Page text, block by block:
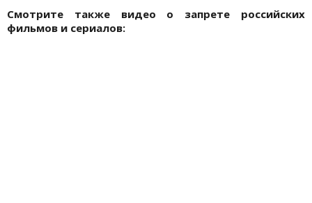
Смотрите также видео о запрете российских
фильмов и сериалов: